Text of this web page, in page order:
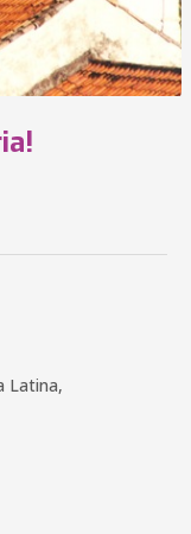
Latina,